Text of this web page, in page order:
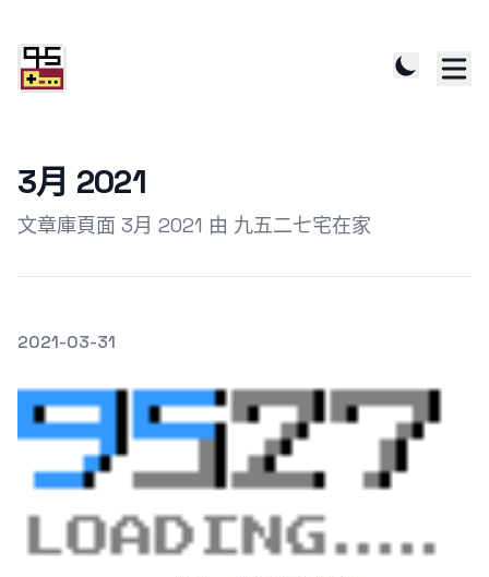
3月 2021
文章庫頁面 3月 2021 由 九五二七宅在家
發文於
2021-03-31